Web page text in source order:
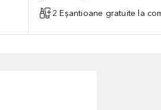
2 Eșantioane gratuite la